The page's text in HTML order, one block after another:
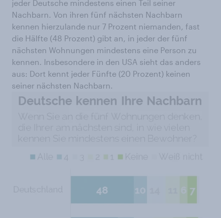
jeder Deutsche mindestens einen Teil seiner
Nachbarn. Von ihren fünf nächsten Nachbarn
kennen hierzulande nur 7 Prozent niemanden, fast
die Hälfte (48 Prozent) gibt an, in jeder der fünf
nächsten Wohnungen mindestens eine Person zu
kennen. Insbesondere in den USA sieht das anders
aus: Dort kennt jeder Fünfte (20 Prozent) keinen
seiner nächsten Nachbarn.